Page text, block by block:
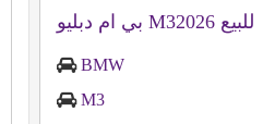
بي ام دبليو M32026 للبيع
BMW
M3